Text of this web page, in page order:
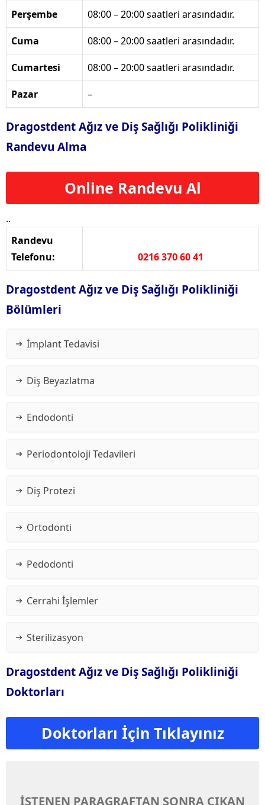
Perşembe 08:00 – 20:00 saatleri arasındadır.
Cuma 08:00 – 20:00 saatleri arasındadır.
Cumartesi 08:00 – 20:00 saatleri arasındadır.
Pazar –
Dragostdent Ağız ve Diş Sağlığı Polikliniği
Randevu Alma
Online Randevu Al
..
Randevu
Telefonu:
0216 370 60 41
Dragostdent Ağız ve Diş Sağlığı Polikliniği
Bölümleri
İmplant Tedavisi
Diş Beyazlatma
Endodonti
Periodontoloji Tedavileri
Diş Protezi
Ortodonti
Pedodonti
Cerrahi İşlemler
Sterilizasyon
Dragostdent Ağız ve Diş Sağlığı Polikliniği
Doktorları
Doktorları İçin Tıklayınız
İSTENEN PARAGRAFTAN SONRA ÇIKAN